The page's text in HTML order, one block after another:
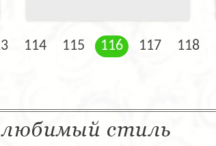
114 115 116 117 118
стиль